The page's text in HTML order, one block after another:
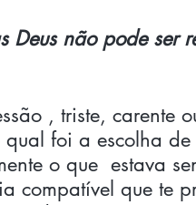
Deus não pode ser
, triste, carente
foi a escolha de
o que  estava
compatível que te